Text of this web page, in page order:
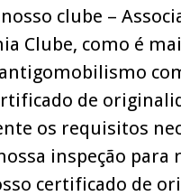
clube –
Clube, como é
de
os requisitos
inspeção para
certificado de